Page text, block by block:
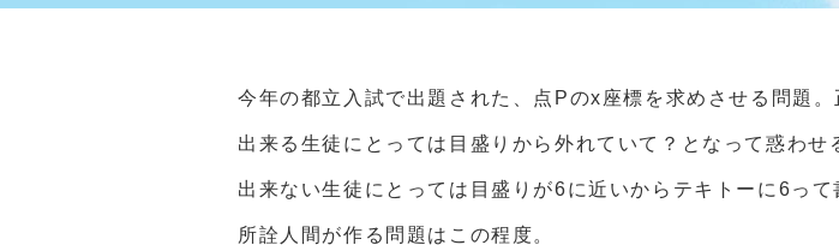
今年の都立入試で出題された、点Pのx座標を求めさせる問題。
出来る生徒にとっては目盛りから外れていて？となって惑わせ
出来ない生徒にとっては目盛りが6に近いからテキトーに6って
所詮人間が作る問題はこの程度。